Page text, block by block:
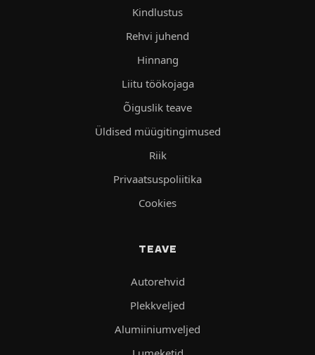
Kindlustus
Rehvi juhend
Hinnang
Liitu töökojaga
Õiguslik teave
Üldised müügitingimused
Riik
Privaatsuspoliitika
Cookies
TEAVE
Autorehvid
Plekkveljed
Alumiiniumveljed